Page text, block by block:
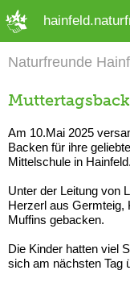
Naturfreunde
Am 10.Mai 2025
Backen für ihre
Mittelschule in Hainfeld.
Unter der Leitung von
Herzerl aus Germteig,
Muffins gebacken.
Die Kinder hatten viel
sich am nächsten Tag